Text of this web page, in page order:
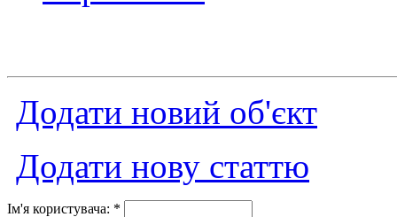
Додати новий об'єкт
Додати нову статтю
Ім'я користувача: *